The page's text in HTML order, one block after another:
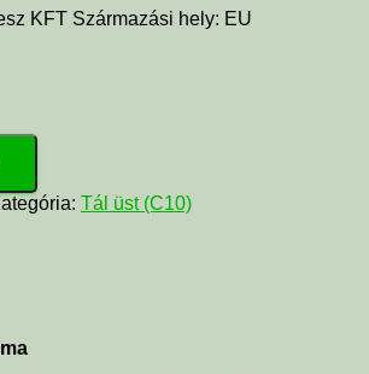
KFT Származási hely: EU
Tál üst (C10)